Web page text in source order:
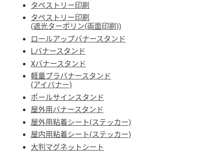
タペストリー印刷
タペストリー印刷
(遮光ターポリン(両面印刷))
ロールアップバナースタンド
Lバナースタンド
Xバナースタンド
軽量プラバナースタンド
(アイバナー)
ポールサインスタンド
屋外用バナースタンド
屋外用粘着シート(ステッカー)
屋内用粘着シート(ステッカー)
大判マグネットシート